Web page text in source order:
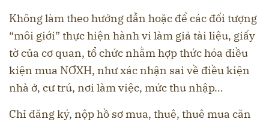
Không làm theo hướng dẫn hoặc để các đối tượng
“môi giới” thực hiện hành vi làm giả tài liệu, giấy
tờ của cơ quan, tổ chức nhằm hợp thức hóa điều
kiện mua NƠXH, như xác nhận sai về điều kiện
nhà ở, cư trú, nơi làm việc, mức thu nhập…
Chỉ đăng ký, nộp hồ sơ mua, thuê, thuê mua căn